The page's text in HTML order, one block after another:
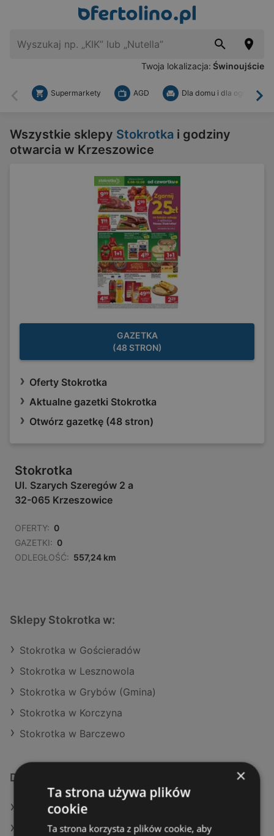
Twoja lokalizacja: Świnoujście
Wstecz
Supermarkety AGD Dla domu i dla ogrodu
Wszystkie sklepy Stokrotka i godziny
otwarcia w Krzeszowice
GAZETKA
(48 STRON)
Oferty Stokrotka
Aktualne gazetki Stokrotka
Otwórz gazetkę (48 stron)
Stokrotka
Ul. Szarych Szeregów 2 a
32-065 Krzeszowice
OFERTY: 0
GAZETKI: 0
ODLEGŁOŚĆ: 557,24 km
Sklepy Stokrotka w:
Stokrotka w Gościeradów
Stokrotka w Lesznowola
Stokrotka w Grybów (Gmina)
Stokrotka w Korczyna
Stokrotka w Barczewo
Dodatkowe łącza
Oferty Stokrotka
Oferty Chorten
×
Ta strona używa plików
cookie
Ta strona korzysta z plików cookie, aby